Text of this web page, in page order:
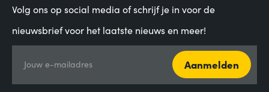
Volg ons op social media of schrijf je in voor de
nieuwsbrief voor het laatste nieuws en meer!
Jouw e-mailadres Aanmelden